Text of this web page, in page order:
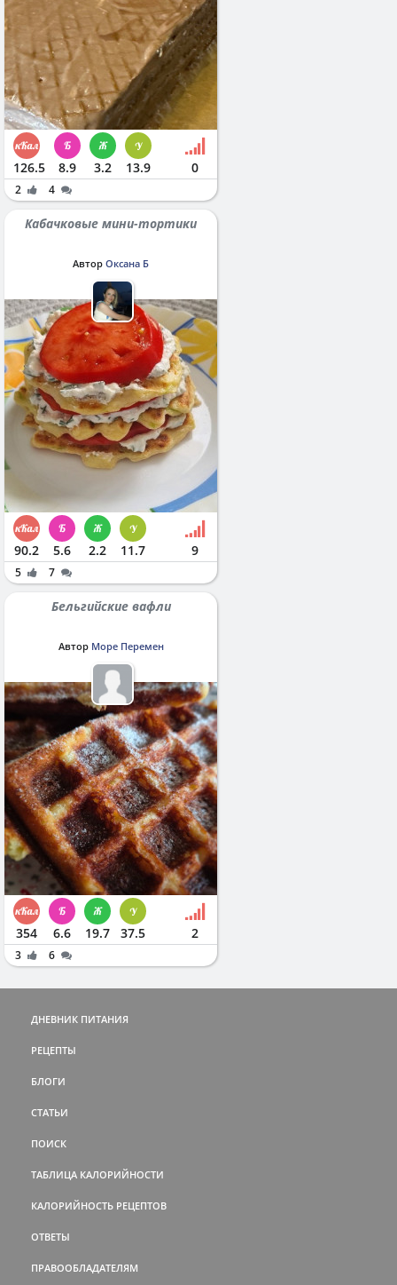
126.5 8.9 3.2 13.9 0
2 4
Кабачковые мини-тортики
Автор Оксана Б
90.2 5.6 2.2 11.7 9
5 7
Бельгийские вафли
Автор Море Перемен
354 6.6 19.7 37.5 2
3 6
ДНЕВНИК ПИТАНИЯ
РЕЦЕПТЫ
БЛОГИ
СТАТЬИ
ПОИСК
ТАБЛИЦА КАЛОРИЙНОСТИ
КАЛОРИЙНОСТЬ РЕЦЕПТОВ
ОТВЕТЫ
ПРАВООБЛАДАТЕЛЯМ